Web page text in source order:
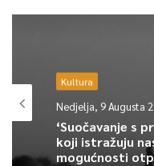
Zmajeve na stadionu.
„Vjerujem da će svi
Podrška navijača može
Kultura
Nedjelja, 9 Augusta
‘Suočavanje s
koji istražuju
mogućnosti